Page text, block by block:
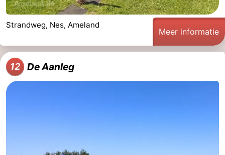
Strandweg, Nes, Ameland
Meer informatie
12 De Aanleg